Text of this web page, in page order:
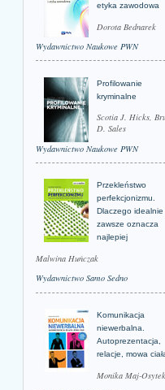
etyka zawodowa
Dorota Bednarek
Wydawnictwo Naukowe PWN
Profilowanie
kryminalne
Scotia J. Hicks,
D. Sales
Wydawnictwo Naukowe PWN
Przekleństwo
perfekcjonizmu.
Dlaczego idealnie
zawsze oznacza
najlepiej
Malwina Huńczak
Wydawnictwo Samo Sedno
Komunikacja
niewerbalna.
Autoprezentacja,
relacje, mowa
Monika Maj-Osytek